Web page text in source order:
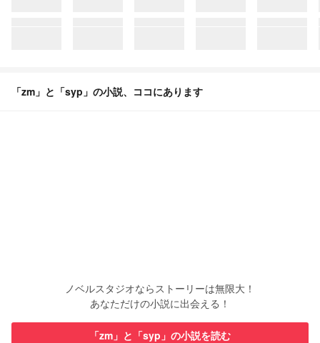
「zm」と「syp」の小説、ココにあります
ノベルスタジオならストーリーは無限大！
あなただけの小説に出会える！
「zm」と「syp」の小説を読む